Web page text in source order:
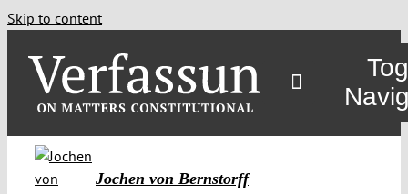
Skip to content
Jochen von Bernstorff